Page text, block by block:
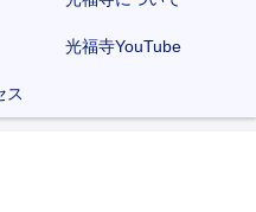
光福寺YouTube
ス